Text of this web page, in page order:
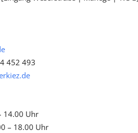
452 493
14.00 Uhr
– 18.00 Uhr